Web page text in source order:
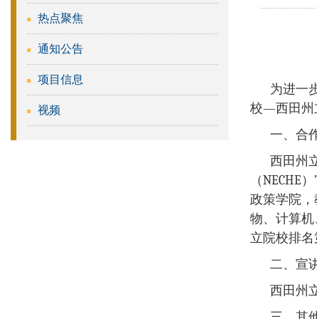
热点聚焦
通知公告
项目信息
视频
为进一
校—西田州
一、合
西田州
（
政策学院
物、计算机
立院校排名
二、宣
西田州